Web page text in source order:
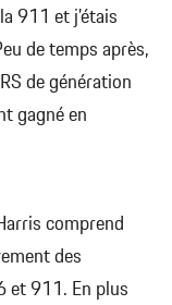
911 et j’étais
de temps après,
de génération
gagné en
comprend
des
et 911. En plus